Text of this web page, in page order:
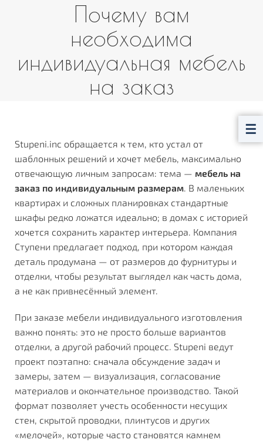
Почему вам
необходима
индивидуальная мебель
на заказ
Stupeni.inc обращается к тем, кто устал от
шаблонных решений и хочет мебель, максимально
отвечающую личным запросам: тема — мебель на
заказ по индивидуальным размерам. В маленьких
квартирах и сложных планировках стандартные
шкафы редко ложатся идеально; в домах с историей
хочется сохранить характер интерьера. Компания
Ступени предлагает подход, при котором каждая
деталь продумана — от размеров до фурнитуры и
отделки, чтобы результат выглядел как часть дома,
а не как привнесённый элемент.
При заказе мебели индивидуального изготовления
важно понять: это не просто больше вариантов
отделки, а другой рабочий процесс. Stupeni ведут
проект поэтапно: сначала обсуждение задач и
замеры, затем — визуализация, согласование
материалов и окончательное производство. Такой
формат позволяет учесть особенности несущих
стен, скрытой проводки, плинтусов и других
«мелочей», которые часто становятся камнем